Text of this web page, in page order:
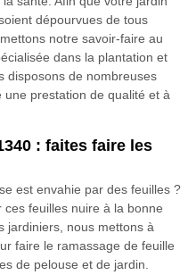
dépourvues de tous
notre savoir-faire au
dans la plantation et
disposons de nombreuses
prestation de qualité et à
: faites faire les
est envahie par des feuilles ?
feuilles nuire à la bonne
jardiniers, nous mettons à
faire le ramassage de feuille
de pelouse et de jardin.